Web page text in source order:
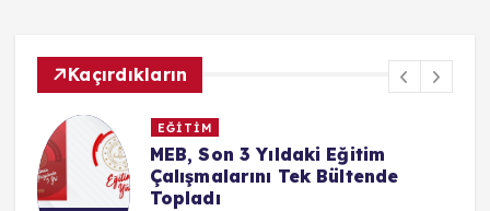
Kaçırdıkların
EĞİTİM
MEB, Son 3 Yıldaki Eğitim
Çalışmalarını Tek Bültende
Topladı